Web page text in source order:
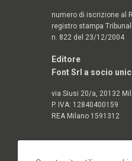
numero di iscrizione al
registro stampa
n. 822 del 23/12/2004
Editore
Font Srl a socio
via Siusi 20/a, 20132
P. IVA: 12840400159
REA Milano 1591312